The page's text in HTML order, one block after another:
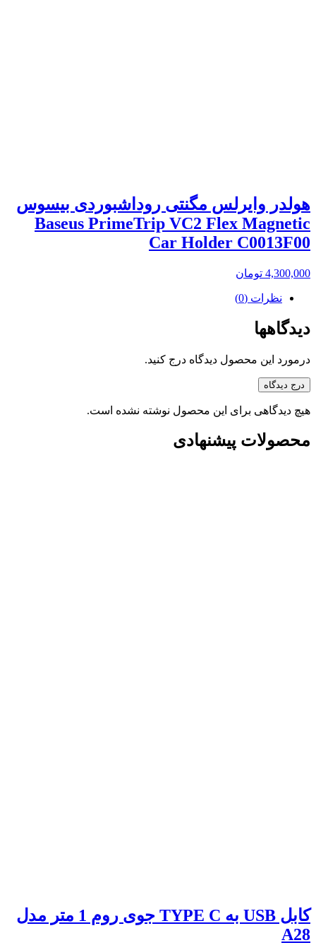
هولدر وایرلس مگنتی روداشبوردی بیسوس
Baseus PrimeTrip VC2 Flex Magnetic
Car Holder C0013F00
4,300,000 تومان
نظرات (0)
دیدگاهها
درمورد این محصول دیدگاه درج کنید.
درج دیدگاه
هیچ دیدگاهی برای این محصول نوشته نشده است.
محصولات پیشنهادی
کابل USB به TYPE C جوی روم 1 متر مدل
A28